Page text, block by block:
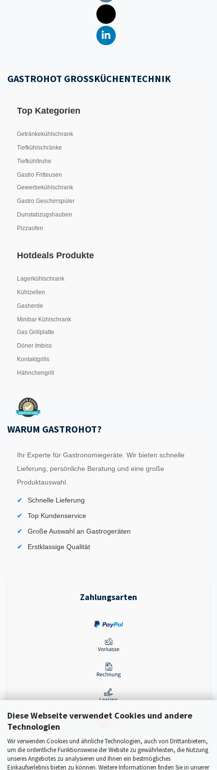
Diese Webseite verwendet Cookies und andere
Technologien
Wir verwenden Cookies und ähnliche Technologien, auch von Drittanbietern,
um die ordentliche Funktionsweise der Website zu gewährleisten, die Nutzung
unseres Angebotes zu analysieren und Ihnen ein bestmögliches
Einkaufserlebnis bieten zu können. Weitere Informationen finden Sie in unserer
GASTROHOT GROSSKÜCHENTECHNIK
Top Kategorien
Getränkekühlschrank
Tiefkühlschränke
Tiefkühltruhe
Gastro Fritteusen
Gewerbekühlschrank
Gastro Geschirrspüler
Dunstabzugshauben
Pizzaofen
Hotdeals Produkte
Lagerkühlschrank
Kühlzellen
Gasherde
Minibar Kühlschrank
Gas Grillplatte
Döner Imbiss
Kontaktgrills
Hähnchengrill
WARUM GASTROHOT?
Ihr Experte für Gastronomiegeräte. Wir bieten schnelle
Lieferung, persönliche Beratung und eine große
Produktauswahl.
Schnelle Lieferung
Top Kundenservice
Große Auswahl an Gastrogeräten
Erstklassige Qualität
Zahlungsarten